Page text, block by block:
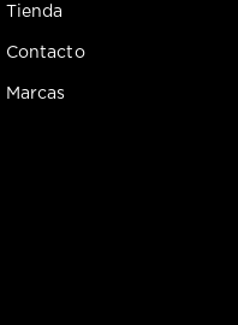
Tienda
Contacto
Marcas